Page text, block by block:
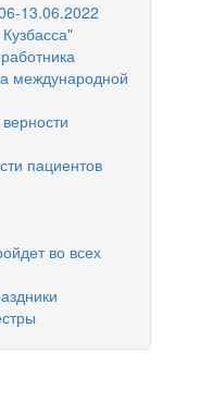
13.06.2022
международной
пациентов
во всех